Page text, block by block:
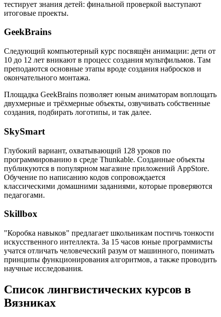
тестирует знания детей: финальной проверкой выступают
итоговые проекты.
GeekBrains
Следующий компьютерный курс посвящён анимации: дети от
10 до 12 лет вникают в процесс создания мультфильмов. Там
преподаются основные этапы вроде создания набросков и
окончательного монтажа.
Площадка GeekBrains позволяет юным аниматорам воплощать
двухмерные и трёхмерные объекты, озвучивать собственные
создания, подбирать логотипы, и так далее.
SkySmart
Глубокий вариант, охватывающий 128 уроков по
программированию в среде Thunkable. Созданные объекты
публикуются в популярном магазине приложений AppStore.
Обучение по написанию кодов сопровождается
классическими домашними заданиями, которые проверяются
педагогами.
Skillbox
"Коробка навыков" предлагает школьникам постичь тонкости
искусственного интеллекта. За 15 часов юные программисты
учатся отличать человеческий разум от машинного, понимать
принципы функционирования алгоритмов, а также проводить
научные исследования.
Список лингвистических курсов в
Вязниках